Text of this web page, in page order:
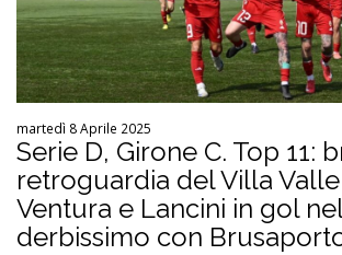
martedì 8 Aprile 2025
Serie D, Girone C. Top 11:
retroguardia del Villa
Ventura e Lancini in gol nel
derbissimo con